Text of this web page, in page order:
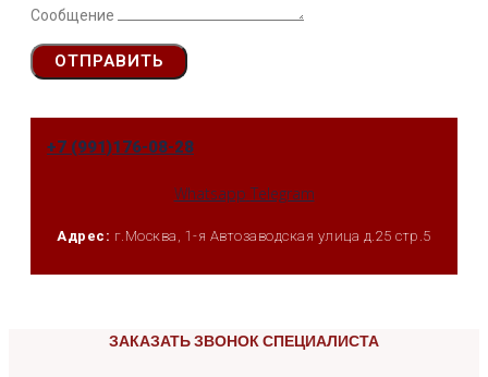
Сообщение
ОТПРАВИТЬ
+7 (991)176-08-28
Whatsapp Telegram
Адрес: г.Москва, 1-я Автозаводская улица д.25 стр.5
ЗАКАЗАТЬ ЗВОНОК СПЕЦИАЛИСТА